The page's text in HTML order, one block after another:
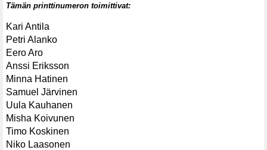
Tämän printtinumeron toimittivat:
Kari Antila
Petri Alanko
Eero Aro
Anssi Eriksson
Minna Hatinen
Samuel Järvinen
Uula Kauhanen
Misha Koivunen
Timo Koskinen
Niko Laasonen